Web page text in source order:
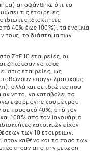
αποφάνθηκε ότι το
τις εταιρείες
ιδιώτες ιδιοκτήτες
40% έως 100%), τα ενοίκια
τους, το διάστημα των
ΣτΕ 10 εταιρείες, οι
ζητούσαν να τους
στις εταιρείες, ως
επαγγελματικούς
αλλά και σε ιδιώτες που
να καταβάλει τα
εφαρμογής του μέτρου
σε ποσοστό 40%, από τον
100% από τον Ιανουάριο
κατοικιών είχαν
των 10 εταιρειών.
καθένα και το ποσό των
από την μείωση